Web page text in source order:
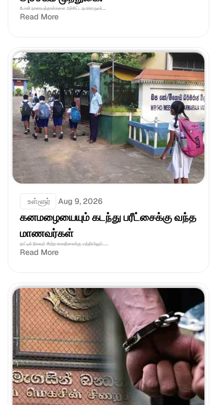
போலி நாணயத்தாள்களை அச்சிட்ட நபரொருவர்....
Read More
உள்ளூர் Aug 9, 2026
கனமழையையும் கடந்து பரீட்சைக்கு வந்த
மாணவர்கள்
நாட்டில் நிலவும் சீரற்ற காலநிலைக்கு மத்தியிலும்......
Read More